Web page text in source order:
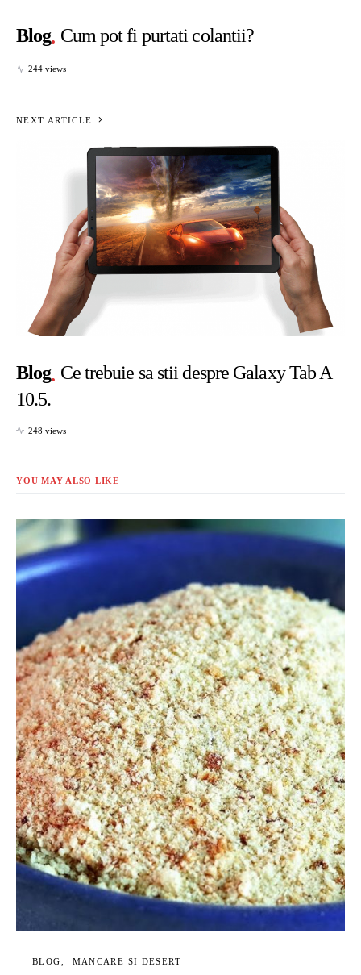
Blog Cum pot fi purtati colantii?
244 views
NEXT ARTICLE
Blog Ce trebuie sa stii despre Galaxy Tab A
10.5.
248 views
YOU MAY ALSO LIKE
BLOG MANCARE SI DESERT